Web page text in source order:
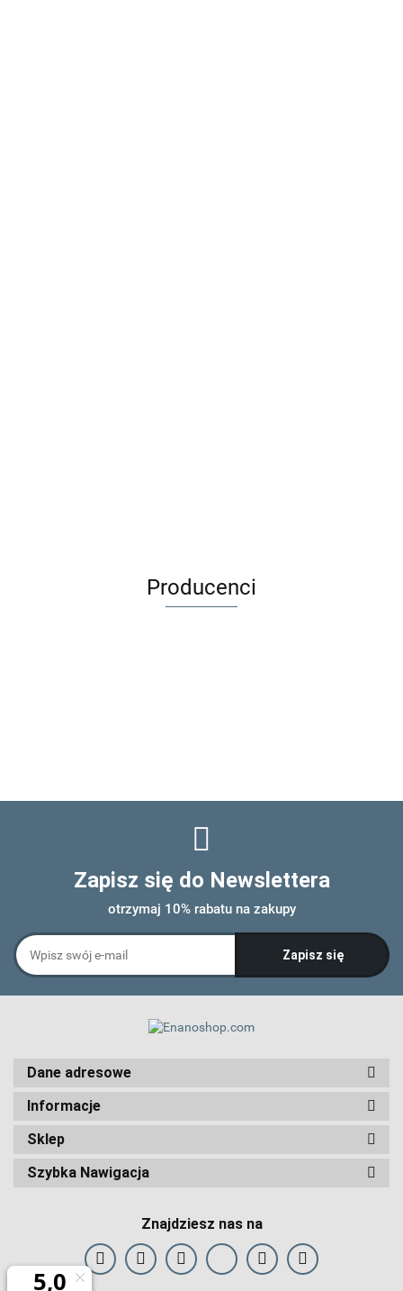
Producenci
Zapisz się do Newslettera
otrzymaj 10% rabatu na zakupy
Dane adresowe
Informacje
Sklep
Szybka Nawigacja
Znajdziesz nas na